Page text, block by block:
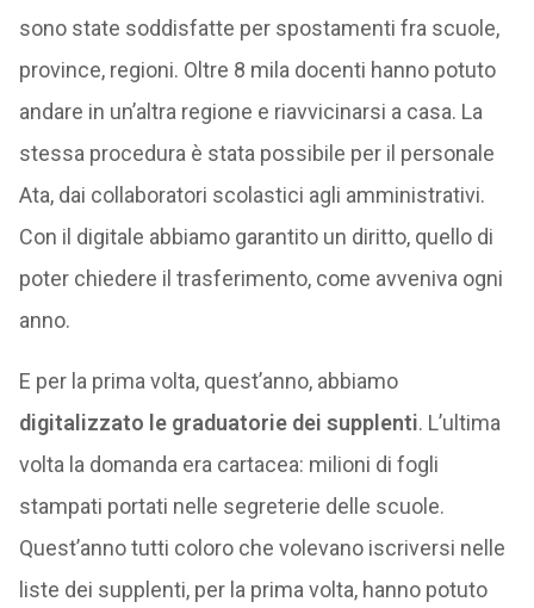
sono state soddisfatte per spostamenti fra scuole,
province, regioni. Oltre 8 mila docenti hanno potuto
andare in un’altra regione e riavvicinarsi a casa. La
stessa procedura è stata possibile per il personale
Ata, dai collaboratori scolastici agli amministrativi.
Con il digitale abbiamo garantito un diritto, quello di
poter chiedere il trasferimento, come avveniva ogni
anno.
E per la prima volta, quest’anno, abbiamo
digitalizzato le graduatorie dei supplenti. L’ultima
volta la domanda era cartacea: milioni di fogli
stampati portati nelle segreterie delle scuole.
Quest’anno tutti coloro che volevano iscriversi nelle
liste dei supplenti, per la prima volta, hanno potuto